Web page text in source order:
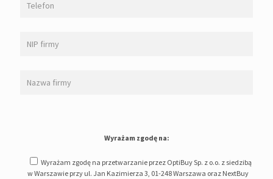
Wyrażam zgodę na:
Wyrażam zgodę na przetwarzanie przez OptiBuy Sp. z o.o. z siedzibą
w Warszawie przy ul. Jan Kazimierza 3, 01-248 Warszawa oraz NextBuy